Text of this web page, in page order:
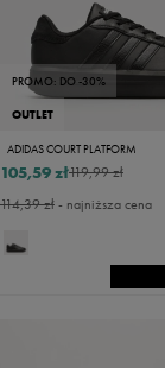
PROMO: DO -30%
OUTLET
ADIDAS COURT PLATFORM
119,99 zł
105,59 zł
114,39 zł- najniższa cena